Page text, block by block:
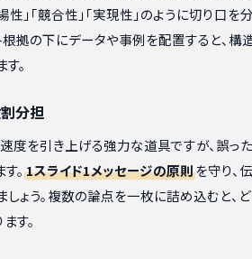
性」「競合性」「実現性」のように切り口を
根拠の下にデータや事例を配置すると、構
。
分担
度を引き上げる強力な道具ですが、誤っ
。 1スライド1メッセージの原則を守り、
ょう。複数の論点を一枚に詰め込むと、
す。